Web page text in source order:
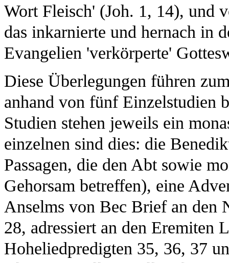
Wort Fleisch' (Joh. 1, 14), und
das inkarnierte und hernach in
Evangelien 'verkörperte'
Diese Überlegungen führen
anhand von fünf Einzelstudien
Studien stehen jeweils ein
einzelnen sind dies: die
Passagen, die den Abt sowie
Gehorsam betreffen), eine
Anselms von Bec Brief an den
28, adressiert an den Eremiten
Hoheliedpredigten 35, 36, 37